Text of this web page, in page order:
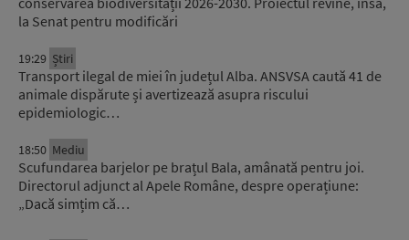
la Senat pentru modificări
19:29 Știri
Transport ilegal de miei în județul Alba. ANSVSA caută 41 de
animale dispărute și avertizează asupra riscului
epidemiologic…
18:50 Mediu
Scufundarea barjelor pe brațul Bala, amânată pentru joi.
Directorul adjunct al Apele Române, despre operațiune:
„Dacă simțim că…